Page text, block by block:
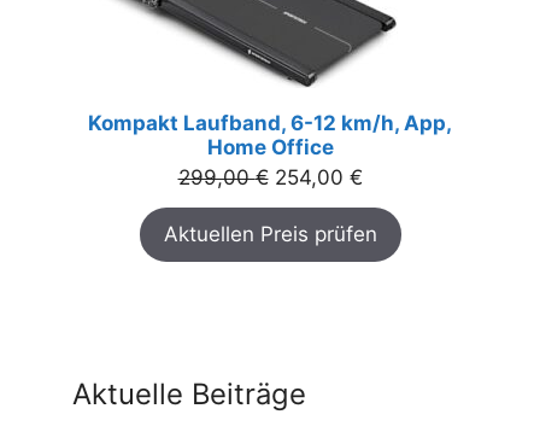
Kompakt Laufband, 6-12 km/h, App,
Home Office
299,00€ Ursprünglicher
Preis
war:
299,00 €
254,00 €Aktueller
Preis
ist:
254,00 €.
Aktuellen Preis prüfen
Aktuelle Beiträge